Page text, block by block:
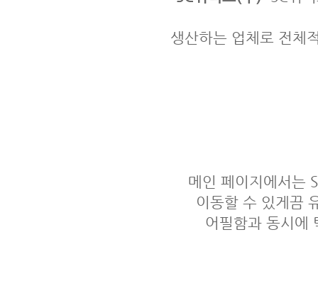
생산하는 업체로 전체
메인 페이지에서는
이동할 수 있게끔
어필함과 동시에